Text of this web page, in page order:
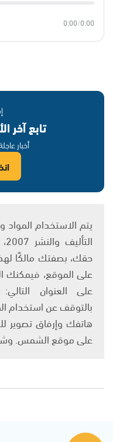
0:00
/
0:00
تابع آخر
أخبار
حقك، بصفتك مالكًا
على الموقع، فيمكنك
بالتوقف عن استخدام
هاتفك وإرفاق تصوير
على موقع الشمس.